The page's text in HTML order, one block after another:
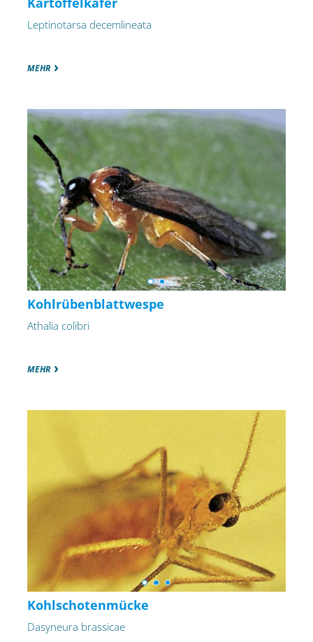
Leptinotarsa decemlineata
MEHR
Kohlrübenblattwespe
Athalia colibri
MEHR
Kohlschotenmücke
Dasyneura brassicae